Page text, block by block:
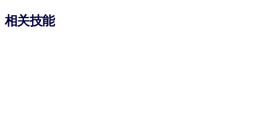
相关技能